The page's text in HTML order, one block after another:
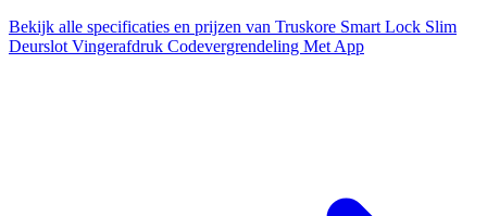
Bekijk alle specificaties en prijzen van Truskore Smart Lock Slim
Deurslot Vingerafdruk Codevergrendeling Met App